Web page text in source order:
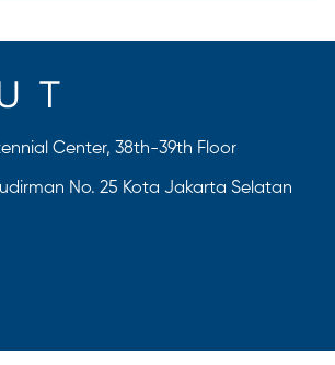
Center, 38th-39th Floor
No. 25 Kota Jakarta Selatan